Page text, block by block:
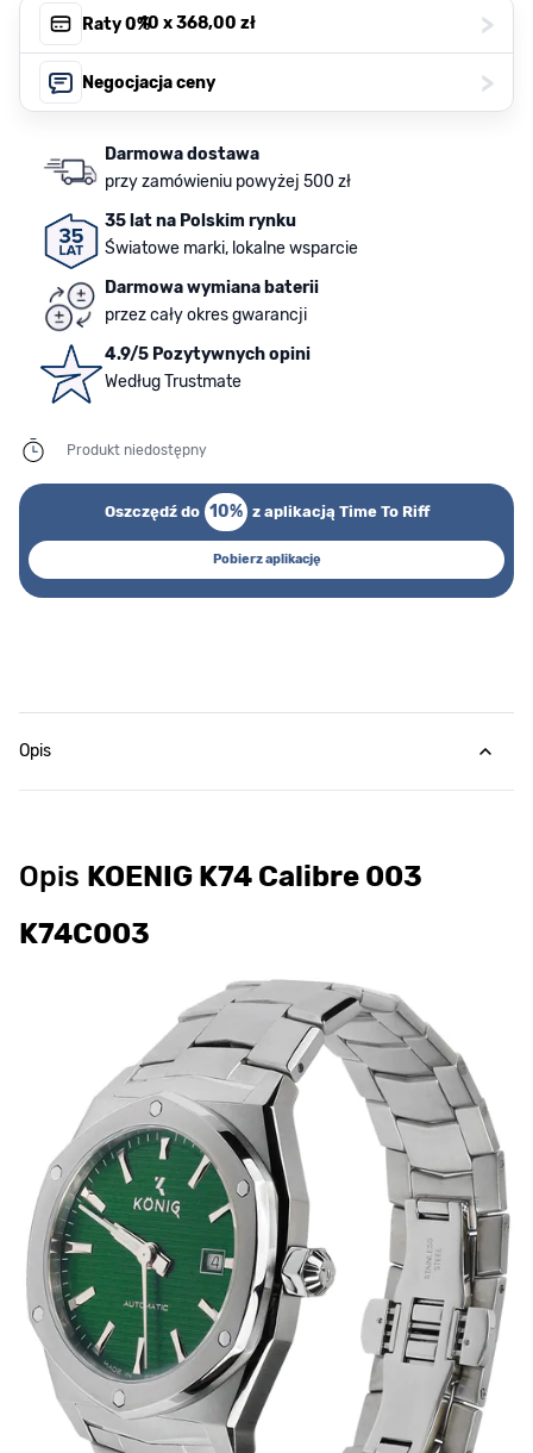
Raty 0%, 10 x368,00 zł >
Negocjacja ceny >
Darmowa dostawa
przy zamówieniu powyżej 500 zł
35 lat na Polskim rynku
Światowe marki, lokalne wsparcie
Darmowa wymiana baterii
przez cały okres gwarancji
4.9/5 Pozytywnych opini
Według Trustmate
Produkt niedostępny
Oszczędź do 10% z aplikacją Time To Riff
Pobierz aplikację
Opis
Opis KOENIG K74 Calibre 003
K74C003